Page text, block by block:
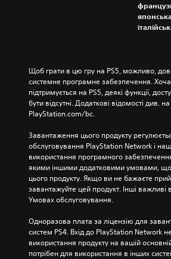
Щоб грати в цю гру на PS5, можливо,
системне програмне забезпечення.
підтримується на PS5, деякі функції,
бути відсутні. Додаткові відомості див. на
PlayStation.com/bc.
Завантаження цього продукту
обслуговування PlayStation Network і
використання програмного
якими іншими додатковими умовами, що
цього продукту. Якщо ви не бажаєте
завантажуйте цей продукт. Інші важливі
Умовах обслуговування.
Одноразова плата за ліцензію для
систем PS4. Вхід до PlayStation Network
використання продукту на вашій
потрібен для використання в інших